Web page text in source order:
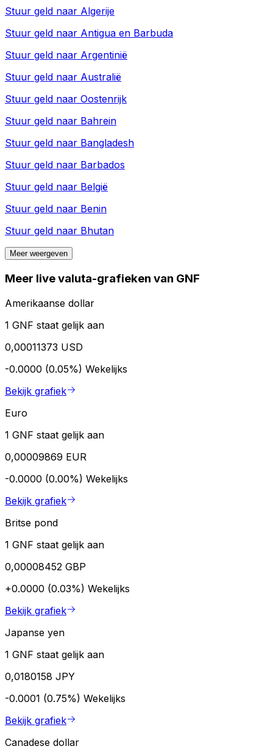
Stuur geld naar Algerije
Stuur geld naar Antigua en Barbuda
Stuur geld naar Argentinië
Stuur geld naar Australië
Stuur geld naar Oostenrijk
Stuur geld naar Bahrein
Stuur geld naar Bangladesh
Stuur geld naar Barbados
Stuur geld naar België
Stuur geld naar Benin
Stuur geld naar Bhutan
Meer weergeven
Meer live valuta-grafieken van GNF
Amerikaanse dollar
1 GNF staat gelijk aan
0,00011373 USD
-0.0000 (0.05%) Wekelijks
Bekijk grafiek
Euro
1 GNF staat gelijk aan
0,00009869 EUR
-0.0000 (0.00%) Wekelijks
Bekijk grafiek
Britse pond
1 GNF staat gelijk aan
0,00008452 GBP
+0.0000 (0.03%) Wekelijks
Bekijk grafiek
Japanse yen
1 GNF staat gelijk aan
0,0180158 JPY
-0.0001 (0.75%) Wekelijks
Bekijk grafiek
Canadese dollar